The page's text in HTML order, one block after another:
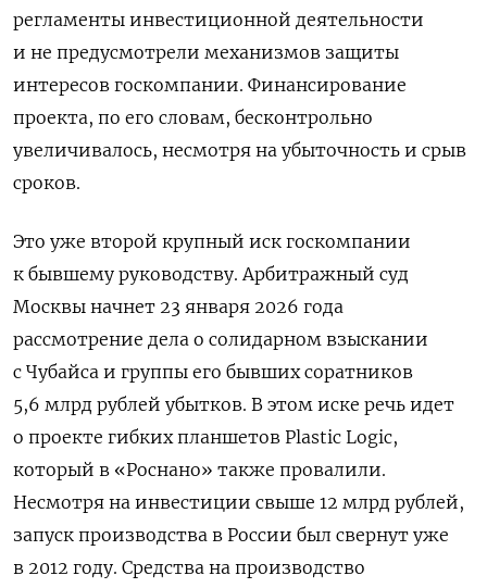
регламенты инвестиционной деятельности
и не предусмотрели механизмов защиты
интересов госкомпании. Финансирование
проекта, по его словам, бесконтрольно
увеличивалось, несмотря на убыточность и срыв
сроков.
Это уже второй крупный иск госкомпании
к бывшему руководству. Арбитражный суд
Москвы начнет 23 января 2026 года
рассмотрение дела о солидарном взыскании
с Чубайса и группы его бывших соратников
5,6 млрд рублей убытков. В этом иске речь идет
о проекте гибких планшетов Plastic Logic,
который в «Роснано» также провалили.
Несмотря на инвестиции свыше 12 млрд рублей,
запуск производства в России был свернут уже
в 2012 году. Средства на производство